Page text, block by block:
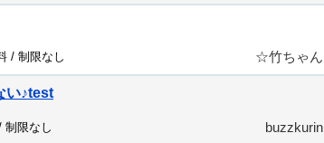
/ 制限なし ☆竹ちゃん
い♪test
制限なし buzzkurin